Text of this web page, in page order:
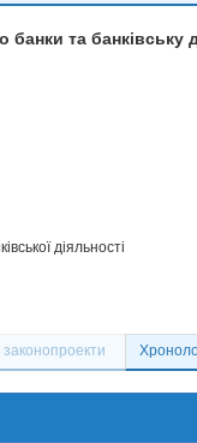
та банківську
діяльності